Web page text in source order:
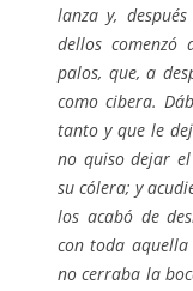
lanza y,
dellos
palos, que, a
como cibera.
tanto y que le
no quiso dejar
su cólera; y
los acabó de
con toda aquella
no cerraba la